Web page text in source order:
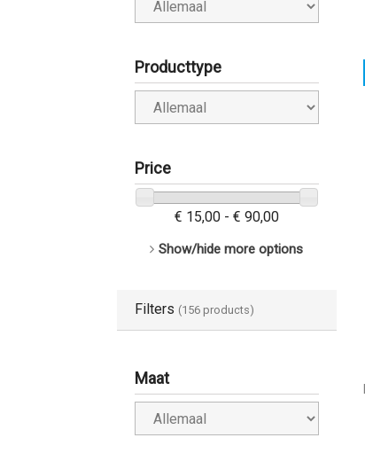
Producttype
Price
€ 15,00 - € 90,00
Show/hide more options
Filters (156 products)
Maat